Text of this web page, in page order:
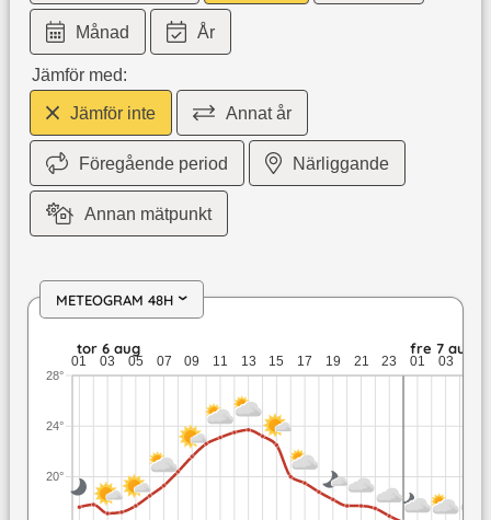
Månad År
Jämför med:
Jämför inte Annat år
Föregående period Närliggande
Annan mätpunkt
METEOGRAM 48H ›
tor 6 aug: 23,7 till 16,9 grader: ingen nederbörd: upp till
tor 6 aug fre 7 aug
01 03 05 07 09 11 13 15 17 19 21 23 01 03
20°
24°
28°